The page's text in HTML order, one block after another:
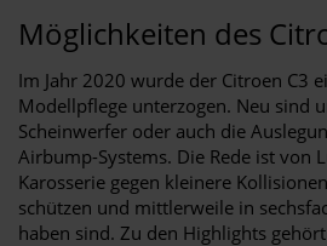
Möglichkeiten des
Im Jahr 2020 wurde der Citroen C3
Modellpflege unterzogen. Neu sind
Scheinwerfer oder auch die
Airbump-Systems. Die Rede ist von
Karosserie gegen kleinere
schützen und mittlerweile in
haben sind. Zu den Highlights